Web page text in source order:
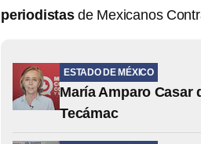
periodistasde Mexicanos
ESTADO DE MÉXICO
María Amparo
Tecámac